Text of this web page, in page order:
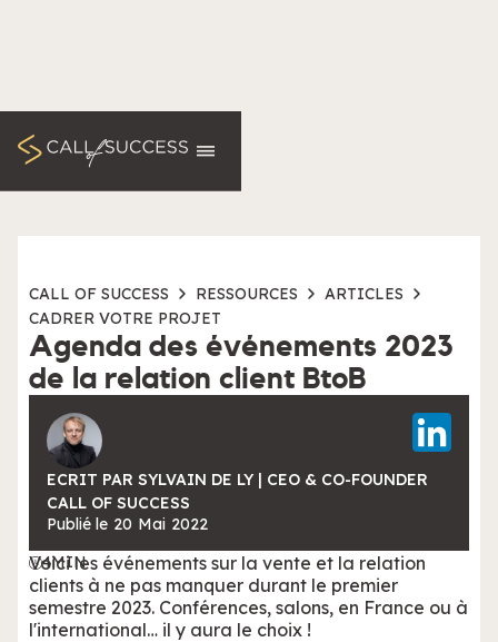
CALL OF SUCCESS RESSOURCES
ARTICLES
CADRER VOTRE PROJET
Agenda des événements 2023
de la relation client BtoB
ECRIT PAR SYLVAIN DE LY | CEO & CO-FOUNDER
CALL OF SUCCESS
Publié le 20 Mai 2022
4MIN
Voici les événements sur la vente et la relation
clients à ne pas manquer durant le premier
semestre 2023. Conférences, salons, en France ou à
l'international… il y aura le choix !